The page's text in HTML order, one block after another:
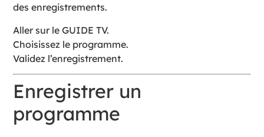
des enregistrements.
Aller sur le GUIDE TV.
Choisissez le programme.
Validez l’enregistrement.
Enregistrer un
programme